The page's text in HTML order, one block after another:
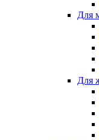
Для
Для